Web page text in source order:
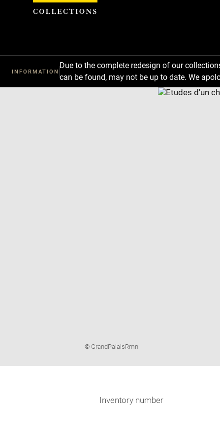
INFORMATION
Due to the complete redesign of our
can be found, may not be up to date. We
Image
© GrandPalaisRmn
Inventory number
Cookies management panel